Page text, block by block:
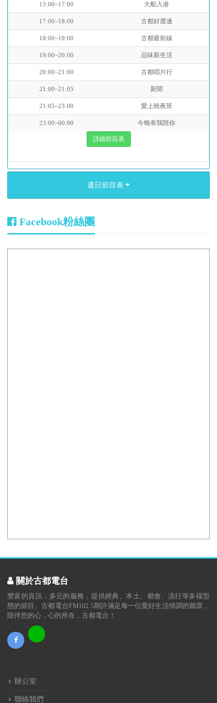
15:00~17:00 大船入港
17:00~18:00 古都好厝邊
18:00~19:00 古都最前線
19:00~20:00 品味新生活
20:00~21:00 古都唱片行
21:00~21:05 新聞
21:05~23:00 愛上曉夜班
23:00~00:00 今晚有我陪你
詳細節目表
週日節目表
Facebook粉絲團
關於古都電台
豐富的資訊，多元的服務，提供經典、本土、都會、流行等多樣型
態的節目。古都電台FM102.5期許滿足每一位愛好生活情調的聽眾，
陪伴您的心，心的所在，古都電台！
辦公室
聯絡我們